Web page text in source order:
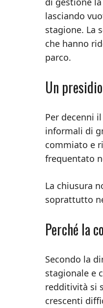
lasciando
stagione. La
che hanno
parco.
Un
Per decenni
informali di
commiato e
frequentato
La chiusura
soprattutto
Perché la
Secondo la
stagionale e
redditività si
crescenti